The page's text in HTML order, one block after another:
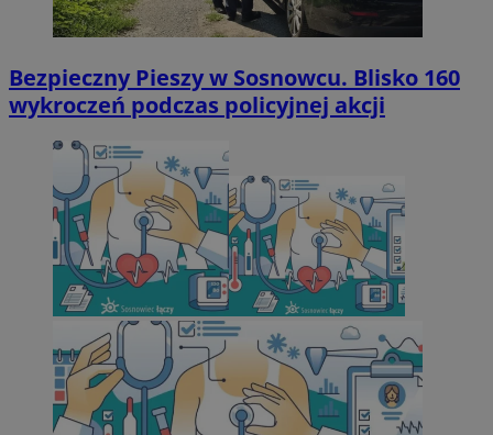
Bezpieczny Pieszy w Sosnowcu. Blisko 160
wykroczeń podczas policyjnej akcji